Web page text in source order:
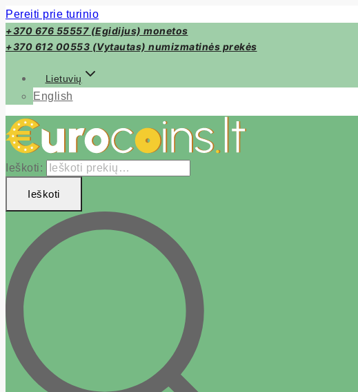
Pereiti prie turinio
+370 676 55557 (Egidijus) monetos
+370 612 00553 (Vytautas) numizmatinės prekės
Lietuvių
English
Ieškoti:
Ieškoti